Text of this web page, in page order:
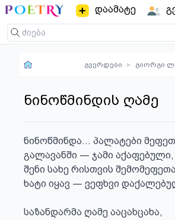
დაამატე
გვერდები ▸ გიორგი
ნინოწმინდის ღამე
ნინოწმინდა... პალატები
გალავანში ― ჯამი აქაფებული,
შენი სახე რისთვის
ხატი იყავ ― ვეფხვი
საზანდარმა ღამე ააცახცახა,